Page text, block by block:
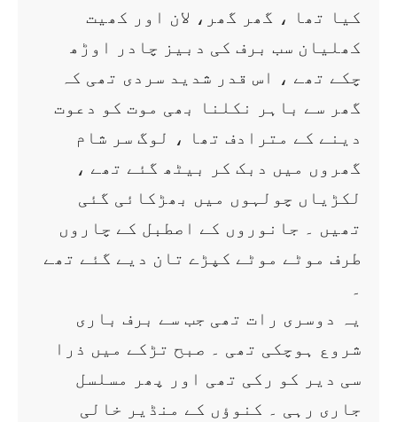
کیا تھا ، گھر گھر، لان اور کھیت
کھلیان سب برف کی دبیز چادر اوڑھ
چکے تھے ، اس قدر شدید سردی تھی کہ
گھر سے باہر نکلنا بھی موت کو دعوت
دینے کے مترادف تھا ، لوگ سر شام
گھروں میں دبک کر بیٹھ گئے تھے ،
لکڑیاں چولہوں میں بھڑکائی گئی
تھیں ۔ جانوروں کے اصطبل کے چاروں
طرف موٹے موٹے کپڑے تان دیے گئے تھے
۔
یہ دوسری رات تھی جب سے برف باری
شروع ہوچکی تھی ۔ صبح تڑکے میں ذرا
سی دیر کو رکی تھی اور پھر مسلسل
جاری رہی ۔ کنوؤں کے منڈیر خالی